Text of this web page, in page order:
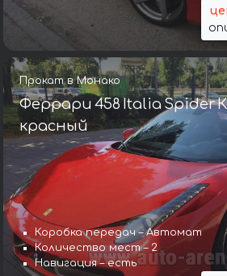
Прокат в Монако
Феррари 458 Italia Spider
красный
Коробка передач – Автомат
Количество мест – 2
Навигация – есть